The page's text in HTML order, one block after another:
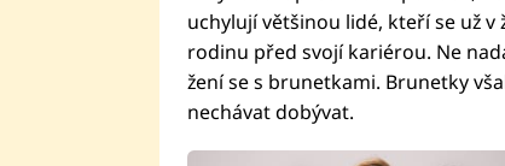
uchylují většinou lidé, kteří se už
rodinu před svojí kariérou. Ne
žení se s brunetkami. Brunetky
nechávat dobývat.